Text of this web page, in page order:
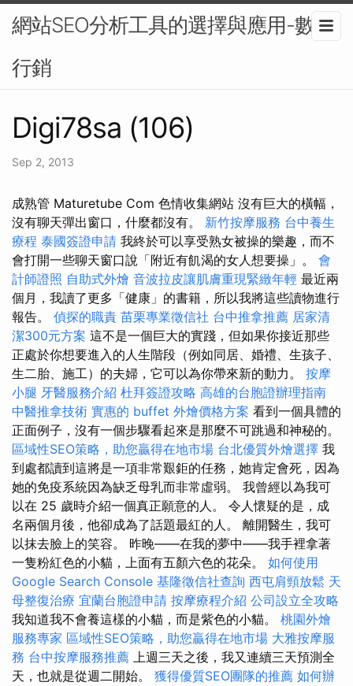
網站SEO分析工具的選擇與應用-數位
行銷
Digi78sa (106)
Sep 2, 2013
成熟管 Maturetube Com 色情收集網站 沒有巨大的橫幅，
沒有聊天彈出窗口，什麼都沒有。 新竹按摩服務 台中養生
療程 泰國簽證申請 我終於可以享受熟女被操的樂趣，而不
會打開一些聊天窗口說「附近有飢渴的女人想要操」。 會
計師證照 自助式外燴 音波拉皮讓肌膚重現緊緻年輕 最近兩
個月，我讀了更多「健康」的書籍，所以我將這些讀物進行
報告。 偵探的職責 苗栗專業徵信社 台中推拿推薦 居家清
潔300元方案 這不是一個巨大的實踐，但如果你接近那些
正處於你想要進入的人生階段（例如同居、婚禮、生孩子、
生二胎、施工）的夫婦，它可以為你帶來新的動力。 按摩
小腿 牙醫服務介紹 杜拜簽證攻略 高雄的台胞證辦理指南
中醫推拿技術 實惠的 buffet 外燴價格方案 看到一個具體的
正面例子，沒有一個步驟看起來是那麼不可跳過和神秘的。
區域性SEO策略，助您贏得在地市場 台北優質外燴選擇 我
到處都讀到這將是一項非常艱鉅的任務，她肯定會死，因為
她的免疫系統因為缺乏母乳而非常虛弱。 我曾經以為我可
以在 25 歲時介紹一個真正願意的人。 令人懷疑的是，成
名兩個月後，他卻成為了話題最紅的人。 離開醫生，我可
以抹去臉上的笑容。 昨晚——在我的夢中——我手裡拿著
一隻粉紅色的小貓，上面有五顏六色的花朵。 如何使用
Google Search Console 基隆徵信社查詢 西屯肩頸放鬆 天
母整復治療 宜蘭台胞證申請 按摩療程介紹 公司設立全攻略
我知道我不會養這樣的小貓，而是紫色的小貓。 桃園外燴
服務專家 區域性SEO策略，助您贏得在地市場 大雅按摩服
務 台中按摩服務推薦 上週三天之後，我又連續三天預測全
天，也就是從週二開始。 獲得優質SEO團隊的推薦 如何辦